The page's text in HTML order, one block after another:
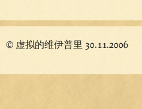
© 虚拟的维伊普里 30.11.2006